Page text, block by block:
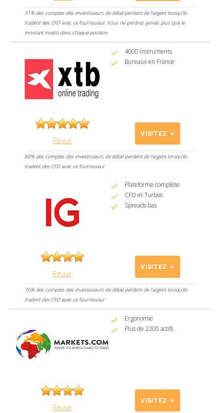
51% des comptes des investisseurs de détail perdent de l'argent lorsqu'ils
tradent des CFD avec ce fournisseur. Vous ne perdrez jamais plus que le
montant investi dans chaque position.
4000 Instruments
Bureaux en France
Revue
VISITEZ
80% des comptes des investisseurs de détail perdent de l'argent lorsqu'ils
tradent des CFD avec ce fournisseur
Plateforme complète
CFD et Turbos
Spreads bas
Revue
VISITEZ
76% des comptes des investisseurs de détail perdent de l'argent lorsqu'ils
tradent des CFD avec ce fournisseur
Ergonomie
Plus de 2200 actifs
Revue
VISITEZ